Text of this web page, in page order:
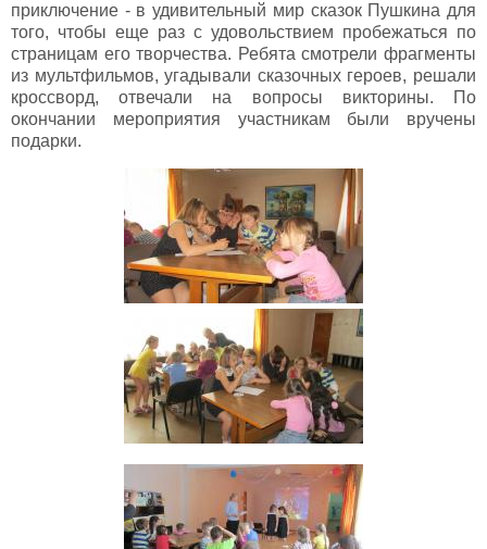
приключение - в удивительный мир сказок Пушкина для
того, чтобы еще раз с удовольствием пробежаться по
страницам его творчества. Ребята смотрели фрагменты
из мультфильмов, угадывали сказочных героев, решали
кроссворд, отвечали на вопросы викторины. По
окончании мероприятия участникам были вручены
подарки.